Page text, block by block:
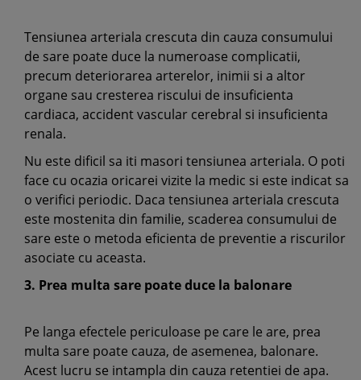
Tensiunea arteriala crescuta din cauza consumului
de sare poate duce la numeroase complicatii,
precum deteriorarea arterelor, inimii si a altor
organe sau cresterea riscului de insuficienta
cardiaca, accident vascular cerebral si insuficienta
renala.
Nu este dificil sa iti masori tensiunea arteriala. O poti
face cu ocazia oricarei vizite la medic si este indicat sa
o verifici periodic. Daca tensiunea arteriala crescuta
este mostenita din familie, scaderea consumului de
sare este o metoda eficienta de preventie a riscurilor
asociate cu aceasta.
3. Prea multa sare poate duce la balonare
Pe langa efectele periculoase pe care le are, prea
multa sare poate cauza, de asemenea, balonare.
Acest lucru se intampla din cauza retentiei de apa.